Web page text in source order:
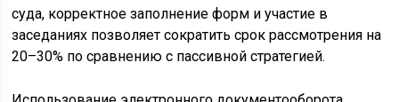
суда, корректное заполнение форм и участие в
заседаниях позволяет сократить срок рассмотрения на
20–30% по сравнению с пассивной стратегией.